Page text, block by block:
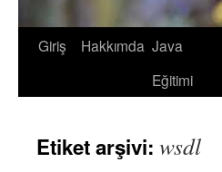
İçeriğe
Giriş Hakkımda Java
Eğitimi
Etiket arşivi: wsdl